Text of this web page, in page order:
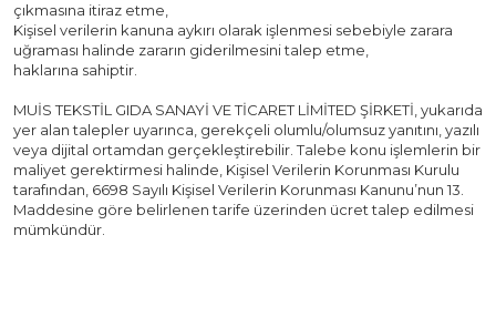
çıkmasına itiraz etme,
Kişisel verilerin kanuna aykırı olarak işlenmesi sebebiyle zarara
uğraması halinde zararın giderilmesini talep etme,
haklarına sahiptir.
MUİS TEKSTİL GIDA SANAYİ VE TİCARET LİMİTED ŞİRKETİ, yukarıda
yer alan talepler uyarınca, gerekçeli olumlu/olumsuz yanıtını, yazılı
veya dijital ortamdan gerçekleştirebilir. Talebe konu işlemlerin bir
maliyet gerektirmesi halinde, Kişisel Verilerin Korunması Kurulu
tarafından, 6698 Sayılı Kişisel Verilerin Korunması Kanunu’nun 13.
Maddesine göre belirlenen tarife üzerinden ücret talep edilmesi
mümkündür.